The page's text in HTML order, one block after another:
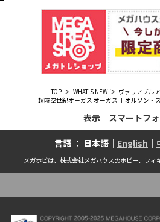
TOP WHAT'S NEW
ヴァリアブル
超時空世紀オーガス オーガスⅡ オルソン・
表示 スマートフォ
言語 ： 日本語｜ English ｜
メガホビは、株式会社メガハウスのホビー、フィ